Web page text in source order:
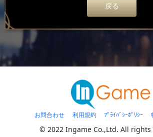
戻る
お問合わせ 利用規約 ﾌﾟﾗｲﾊﾞｼｰﾎﾟﾘｼｰ
© 2022 Ingame Co.,Ltd. All rights